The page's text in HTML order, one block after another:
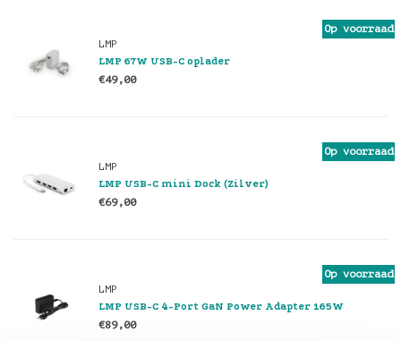
Op voorraad
LMP
LMP 67W USB-C oplader
€49,00
Op voorraad
LMP
LMP USB-C mini Dock (Zilver)
€69,00
Op voorraad
LMP
LMP USB-C 4-Port GaN Power Adapter 165W
€89,00